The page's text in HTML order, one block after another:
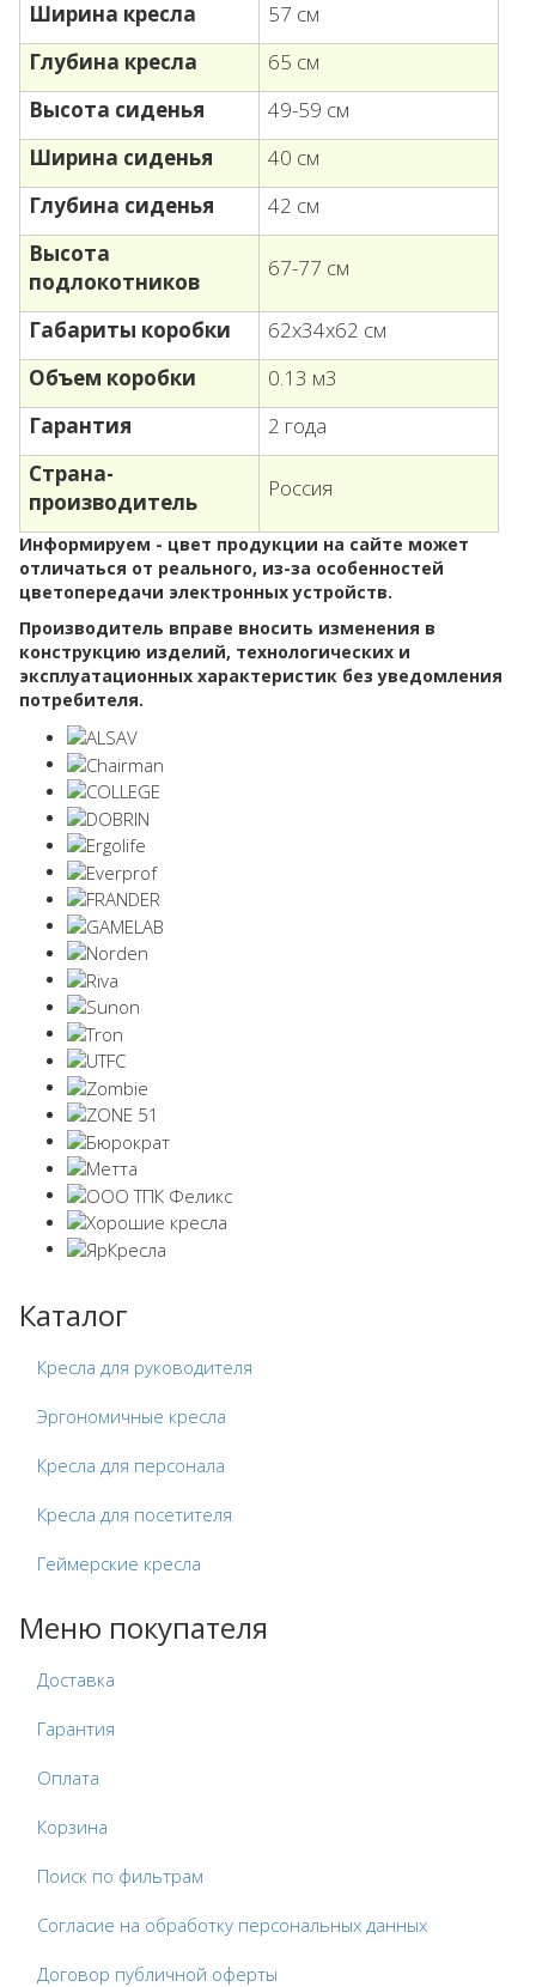
Ширина кресла
57 см
Глубина кресла
65 см
Высота сиденья
49-59 см
Ширина сиденья
40 см
Глубина сиденья
42 см
Высота
подлокотников
67-77 см
Габариты коробки
62х34х62 см
Объем коробки
0.13 м3
Гарантия
2 года
Страна-
производитель
Россия
Информируем - цвет продукции на сайте может
отличаться от реального, из-за особенностей
цветопередачи электронных устройств.
Производитель вправе вносить изменения в
конструкцию изделий, технологических и
эксплуатационных характеристик без уведомления
потребителя.
Каталог
Кресла для руководителя
Эргономичные кресла
Кресла для персонала
Кресла для посетителя
Геймерские кресла
Меню покупателя
Доставка
Гарантия
Оплата
Корзина
Поиск по фильтрам
Согласие на обработку персональных данных
Договор публичной оферты